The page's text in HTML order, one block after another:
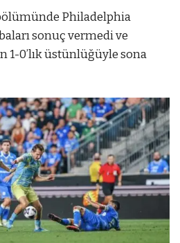
Philadelphia
sonuç vermedi ve
1-0’lık üstünlüğüyle sona